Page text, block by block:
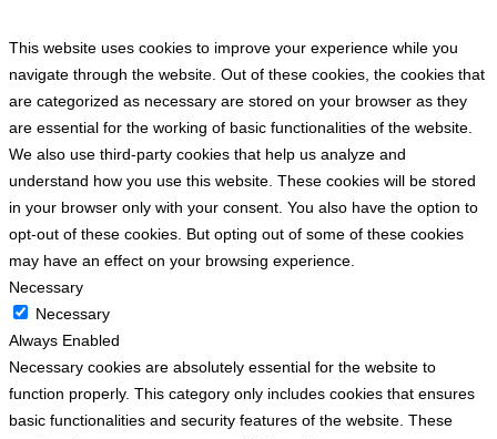
This website uses cookies to improve your experience while you
navigate through the website. Out of these cookies, the cookies that
are categorized as necessary are stored on your browser as they
are essential for the working of basic functionalities of the website.
We also use third-party cookies that help us analyze and
understand how you use this website. These cookies will be stored
in your browser only with your consent. You also have the option to
opt-out of these cookies. But opting out of some of these cookies
may have an effect on your browsing experience.
Necessary
Necessary
Always Enabled
Necessary cookies are absolutely essential for the website to
function properly. This category only includes cookies that ensures
basic functionalities and security features of the website. These